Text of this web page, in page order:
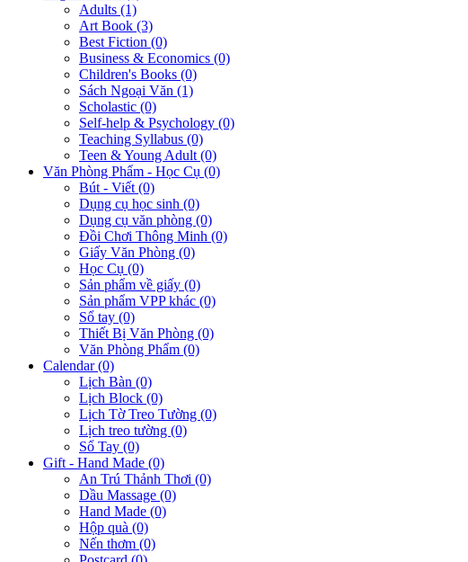
Adults (1)
Art Book (3)
Best Fiction (0)
Business & Economics (0)
Children's Books (0)
Sách Ngoại Văn (1)
Scholastic (0)
Self-help & Psychology (0)
Teaching Syllabus (0)
Teen & Young Adult (0)
Văn Phòng Phẩm - Học Cụ (0)
Bút - Viết (0)
Dụng cụ học sinh (0)
Dụng cụ văn phòng (0)
Đồi Chơi Thông Minh (0)
Giấy Văn Phòng (0)
Học Cụ (0)
Sản phẩm về giấy (0)
Sản phẩm VPP khác (0)
Sổ tay (0)
Thiết Bị Văn Phòng (0)
Văn Phòng Phẩm (0)
Calendar (0)
Lịch Bàn (0)
Lịch Block (0)
Lịch Tờ Treo Tường (0)
Lịch treo tường (0)
Sổ Tay (0)
Gift - Hand Made (0)
An Trú Thảnh Thơi (0)
Dầu Massage (0)
Hand Made (0)
Hộp quà (0)
Nến thơm (0)